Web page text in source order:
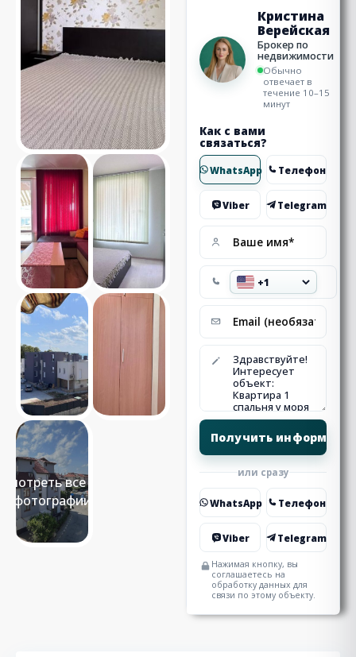
Смотреть все 19
фотографии
Кристина
Верейская
Брокер по
недвижимости
Обычно
отвечает в
течение 10–15
минут
Как с вами
связаться?
WhatsApp Телефон
Viber Telegram
или сразу
WhatsApp Телефон
Viber Telegram
Нажимая кнопку, вы
соглашаетесь на
обработку данных для
связи по этому объекту.